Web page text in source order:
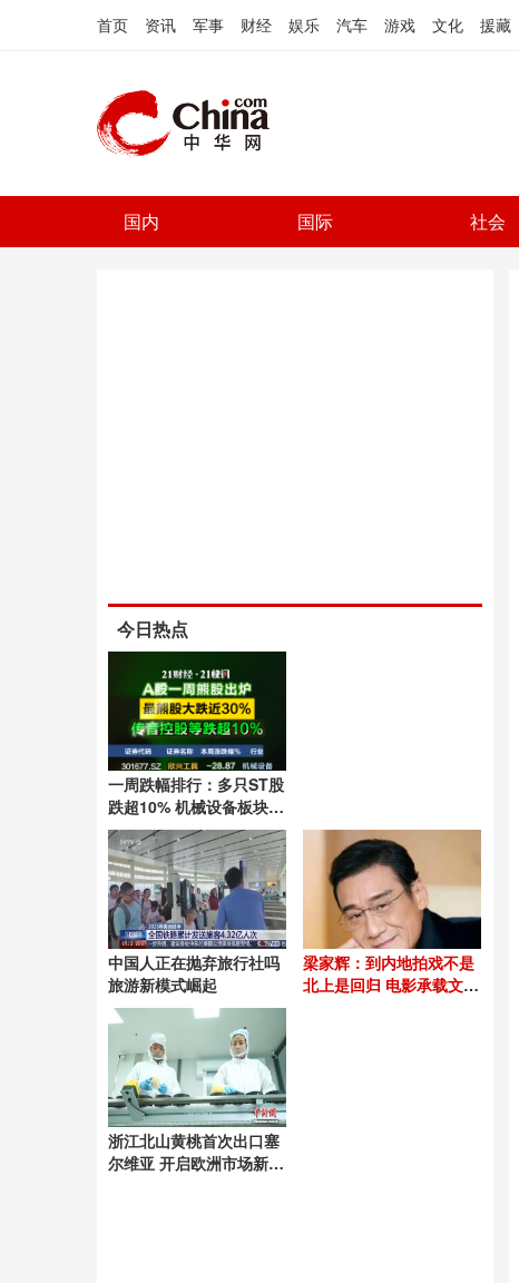
首页 资讯 军事 财经 娱乐 汽车 游戏 文化 援藏
国内 国际 社会
今日热点
一周跌幅排行：多只ST股
跌超10% 机械设备板块成
重灾区
中国人正在抛弃旅行社吗
旅游新模式崛起
梁家辉：到内地拍戏不是
北上是回归 电影承载文化
浙江北山黄桃首次出口塞
尔维亚 开启欧洲市场新篇